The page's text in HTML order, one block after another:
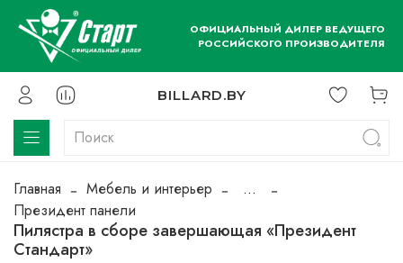
ОФИЦИАЛЬНЫЙ ДИЛЕР ВЕДУЩЕГО
РОССИЙСКОГО ПРОИЗВОДИТЕЛЯ
BILLARD.BY
Главная Мебель и интерьер
...
Президент панели
Пилястра в сборе завершающая «Президент
Стандарт»